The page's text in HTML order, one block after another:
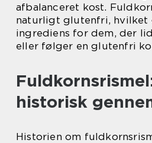
afbalanceret kost.
naturligt glutenfri, hvilket
ingrediens for dem, der
eller følger en glutenfri
historisk
Historien om